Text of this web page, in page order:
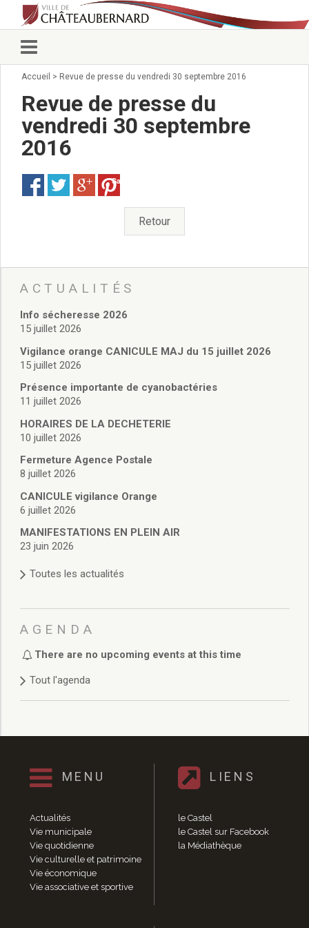
Vie municipale
Conseillers municipaux
Commissions 2026
Prendre rendez-vous
Services municipaux
Organigramme
Pour venir nous voir
État civil/élections/formalités
Affaires Scolaires
Vie associative
Police Municipale/règlementation
Services en ligne
Inscriptions sur les listes électorales
Plan Local d’Urbanisme intercommunal
Actes d’état civil
Budgets
Budget de Fonctionnement
Budget d’Investissement
Conseils municipaux
Règlement du conseil municipal
Déliberations 2026
Délibérations 2024
Délibérations 2022
Délibérations 2021
Délibérations 2019
Délibérations 2018
Délibérations 2012
Délibérations 2009
Délibérations 2008
Agenda réunions publiques
Marchés publics
Toutes les actualités
Accueil > Revue de presse du vendredi 30 septembre 2016
Revue de presse du
vendredi 30 septembre
2016
Save
Retour
ACTUALITÉS
Info sécheresse 2026
15 juillet 2026
Vigilance orange CANICULE MAJ du 15 juillet 2026
15 juillet 2026
Présence importante de cyanobactéries
11 juillet 2026
HORAIRES DE LA DECHETERIE
10 juillet 2026
Fermeture Agence Postale
8 juillet 2026
CANICULE vigilance Orange
6 juillet 2026
MANIFESTATIONS EN PLEIN AIR
23 juin 2026
Toutes les actualités
AGENDA
There are no upcoming events at this time
Tout l'agenda
MENU
Actualités
Vie municipale
Vie quotidienne
Vie culturelle et patrimoine
Vie économique
Vie associative et sportive
LIENS
le Castel
le Castel sur Facebook
la Médiathèque